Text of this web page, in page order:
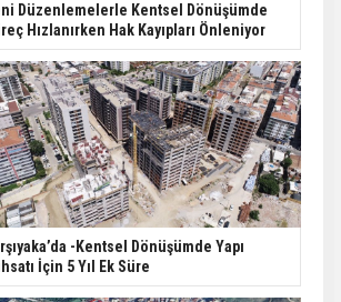
Düzenlemelerle Kentsel Dönüşümde
Hızlanırken Hak Kayıpları Önleniyor
-Kentsel Dönüşümde Yapı
İçin 5 Yıl Ek Süre